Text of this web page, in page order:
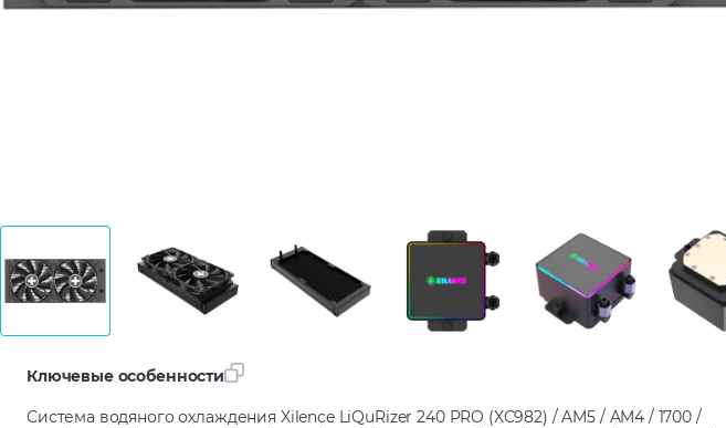
Ключевые особенности
Система водяного охлаждения Xilence LiQuRizer 240 PRO (XC982) / AM5 / AM4 / 1700 /